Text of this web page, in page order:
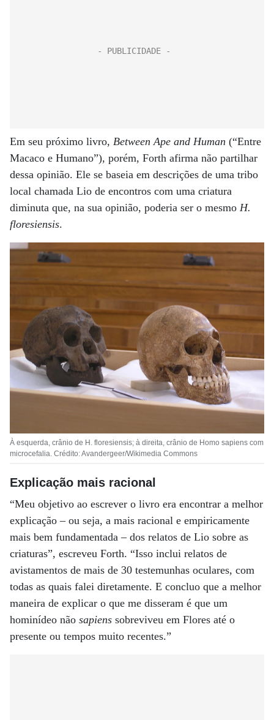
Em seu próximo livro, Between Ape and Human (“Entre
Macaco e Humano”), porém, Forth afirma não partilhar
dessa opinião. Ele se baseia em descrições de uma tribo
local chamada Lio de encontros com uma criatura
diminuta que, na sua opinião, poderia ser o mesmo H.
floresiensis.
À esquerda, crânio de H. floresiensis; à direita, crânio de Homo sapiens com
microcefalia. Crédito: Avandergeer/Wikimedia Commons
Explicação mais racional
“Meu objetivo ao escrever o livro era encontrar a melhor
explicação – ou seja, a mais racional e empiricamente
mais bem fundamentada – dos relatos de Lio sobre as
criaturas”, escreveu Forth. “Isso inclui relatos de
avistamentos de mais de 30 testemunhas oculares, com
todas as quais falei diretamente. E concluo que a melhor
maneira de explicar o que me disseram é que um
hominídeo não sapiens sobreviveu em Flores até o
presente ou tempos muito recentes.”